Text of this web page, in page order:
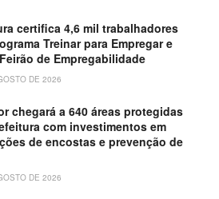
certifica 4,6 mil trabalhadores
Treinar para Empregar e
de Empregabilidade
DE 2026
chegará a 640 áreas protegidas
com investimentos em
de encostas e prevenção de
DE 2026